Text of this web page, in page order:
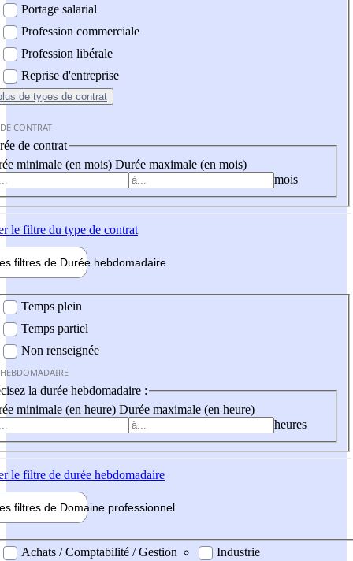
Portage salarial
Profession commerciale
Profession libérale
Reprise d'entreprise
de types de contrat
CONTRAT
de contrat
minimale (en mois) Durée maximale (en mois)
mois
le filtre du type de contrat
filtres de Durée hebdomadaire
Temps plein
Temps partiel
Non renseignée
la durée hebdomadaire :
minimale (en heure) Durée maximale (en heure)
heures
le filtre de durée hebdomadaire
filtres de Domaine professionnel
professionel
Achats / Comptabilité / Gestion
Industrie